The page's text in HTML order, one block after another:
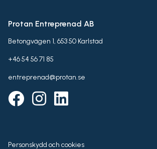
Protan Entreprenad AB
Betongvägen 1, 653 50 Karlstad
+46 54 56 71 85
entreprenad@protan.se
Personskydd och cookies